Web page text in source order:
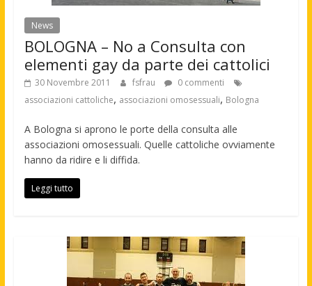
News
BOLOGNA – No a Consulta con
elementi gay da parte dei cattolici
30 Novembre 2011 fsfrau
0 commenti
associazioni cattoliche, associazioni omosessuali, Bologna
A Bologna si aprono le porte della consulta alle
associazioni omosessuali. Quelle cattoliche ovviamente
hanno da ridire e li diffida.
Leggi tutto